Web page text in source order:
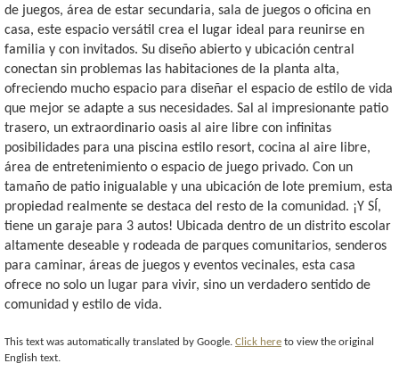
de juegos, área de estar secundaria, sala de juegos o oficina en
casa, este espacio versátil crea el lugar ideal para reunirse en
familia y con invitados. Su diseño abierto y ubicación central
conectan sin problemas las habitaciones de la planta alta,
ofreciendo mucho espacio para diseñar el espacio de estilo de vida
que mejor se adapte a sus necesidades. Sal al impresionante patio
trasero, un extraordinario oasis al aire libre con infinitas
posibilidades para una piscina estilo resort, cocina al aire libre,
área de entretenimiento o espacio de juego privado. Con un
tamaño de patio inigualable y una ubicación de lote premium, esta
propiedad realmente se destaca del resto de la comunidad. ¡Y SÍ,
tiene un garaje para 3 autos! Ubicada dentro de un distrito escolar
altamente deseable y rodeada de parques comunitarios, senderos
para caminar, áreas de juegos y eventos vecinales, esta casa
ofrece no solo un lugar para vivir, sino un verdadero sentido de
comunidad y estilo de vida.
This text was automatically translated by Google. Click here to view the original
English text.